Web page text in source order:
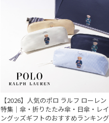
【2026】人気のポロ ラルフ ローレン
特集｜傘・折りたたみ傘・日傘・レイ
ングッズギフトのおすすめランキング